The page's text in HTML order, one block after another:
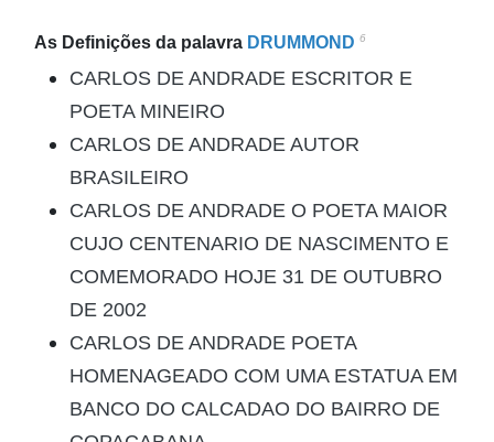
As Definições da palavra DRUMMOND 6
CARLOS DE ANDRADE ESCRITOR E
POETA MINEIRO
CARLOS DE ANDRADE AUTOR
BRASILEIRO
CARLOS DE ANDRADE O POETA MAIOR
CUJO CENTENARIO DE NASCIMENTO E
COMEMORADO HOJE 31 DE OUTUBRO
DE 2002
CARLOS DE ANDRADE POETA
HOMENAGEADO COM UMA ESTATUA EM
BANCO DO CALCADAO DO BAIRRO DE